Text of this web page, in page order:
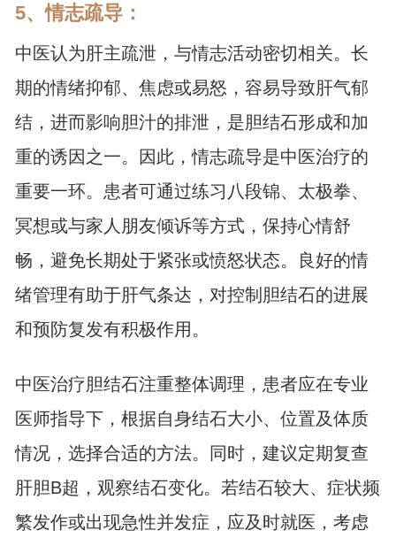
5、情志疏导：
中医认为肝主疏泄，与情志活动密切相关。长
期的情绪抑郁、焦虑或易怒，容易导致肝气郁
结，进而影响胆汁的排泄，是胆结石形成和加
重的诱因之一。因此，情志疏导是中医治疗的
重要一环。患者可通过练习八段锦、太极拳、
冥想或与家人朋友倾诉等方式，保持心情舒
畅，避免长期处于紧张或愤怒状态。良好的情
绪管理有助于肝气条达，对控制胆结石的进展
和预防复发有积极作用。
中医治疗胆结石注重整体调理，患者应在专业
医师指导下，根据自身结石大小、位置及体质
情况，选择合适的方法。同时，建议定期复查
肝胆B超，观察结石变化。若结石较大、症状频
繁发作或出现急性并发症，应及时就医，考虑